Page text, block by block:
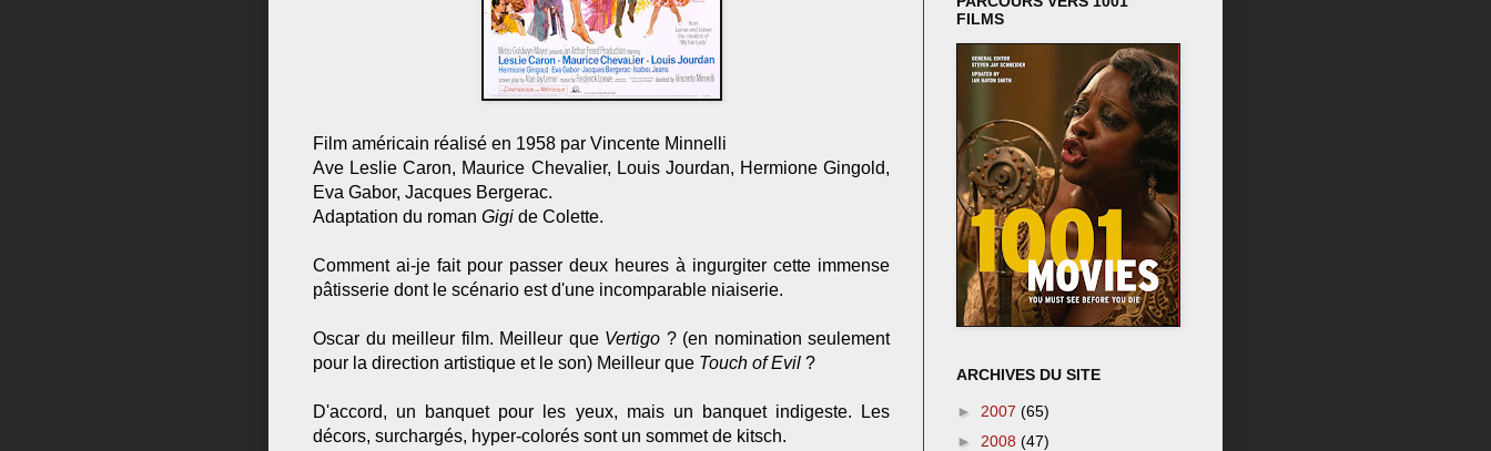
Film américain réalisé en 1958 par Vincente Minnelli
Ave Leslie Caron, Maurice Chevalier, Louis Jourdan, Hermione Gingold,
Eva Gabor, Jacques Bergerac.
Adaptation du roman Gigi de Colette.
Comment ai-je fait pour passer deux heures à ingurgiter cette immense
pâtisserie dont le scénario est d'une incomparable niaiserie.
Oscar du meilleur film. Meilleur que Vertigo ? (en nomination seulement
pour la direction artistique et le son) Meilleur que Touch of Evil ?
D'accord, un banquet pour les yeux, mais un banquet indigeste. Les
décors, surchargés, hyper-colorés sont un sommet de kitsch.
FILMS
ARCHIVES DU SITE
► 2007 (65)
► 2008 (47)